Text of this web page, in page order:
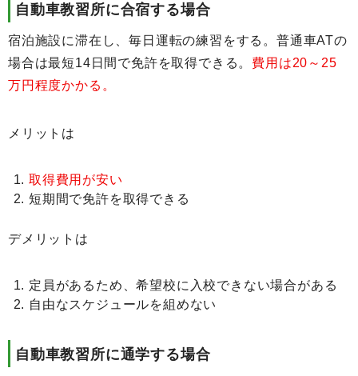
自動車教習所に合宿する場合
宿泊施設に滞在し、毎日運転の練習をする。普通車ATの
場合は最短14日間で免許を取得できる。 費用は20～25
万円程度かかる。
メリットは
取得費用が安い
短期間で免許を取得できる
デメリットは
定員があるため、希望校に入校できない場合がある
自由なスケジュールを組めない
自動車教習所に通学する場合